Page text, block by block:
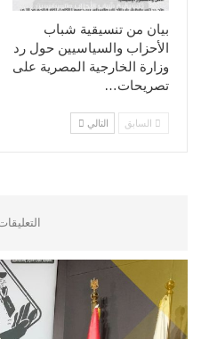
بيان من تنسيقية شباب
الأحزاب والسياسيين حول رد
وزارة الخارجية المصرية على
تصريحات…
السابق التالي